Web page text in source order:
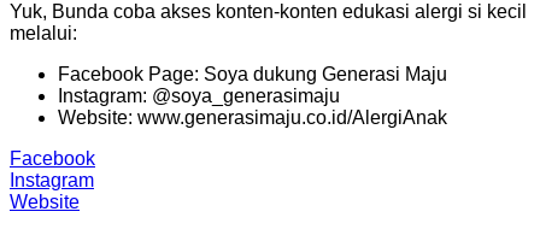
Yuk, Bunda coba akses konten-konten edukasi alergi si kecil
melalui:
Facebook Page: Soya dukung Generasi Maju
Instagram: @soya_generasimaju
Website: www.generasimaju.co.id/AlergiAnak
Facebook
Instagram
Website